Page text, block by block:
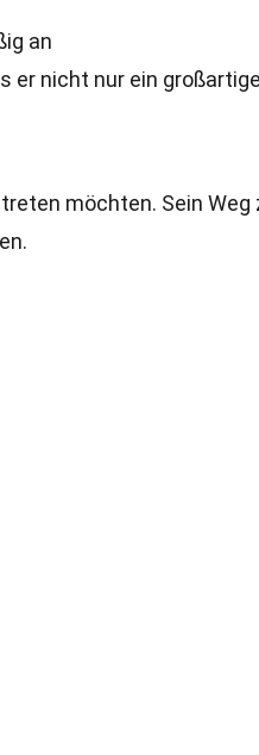
an
er nicht nur ein
möchten. Sein Weg